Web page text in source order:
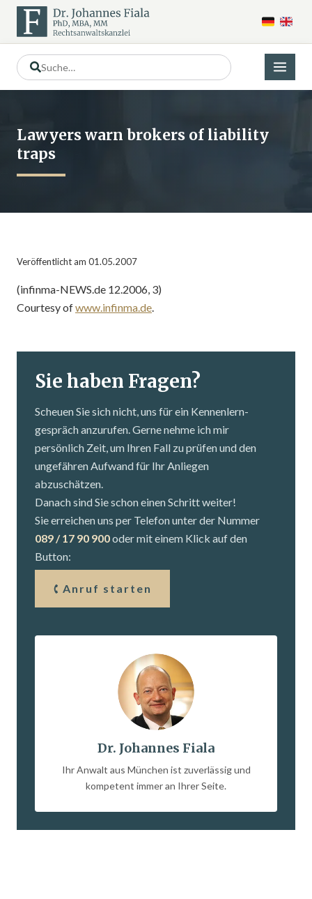
Lawyers warn brokers of liability
traps
Veröffentlicht am 01.05.2007
(infinma-NEWS.de 12.2006, 3)
Courtesy ofwww.infinma.de.
Sie haben Fragen?
Scheuen Sie sich nicht, uns für ein Kennenlern­
gespräch anzurufen. Gerne nehme ich mir
persönlich Zeit, um Ihren Fall zu prüfen und den
ungefähren Aufwand für Ihr Anliegen
abzuschätzen.
Danach sind Sie schon einen Schritt weiter!
Sie erreichen uns per Telefon unter der Nummer
089 / 17 90 900oder mit einem Klick auf den
Button:
Anruf starten
Dr. Johannes Fiala
Ihr Anwalt aus München ist zuverlässig und
kompetent immer an Ihrer Seite.